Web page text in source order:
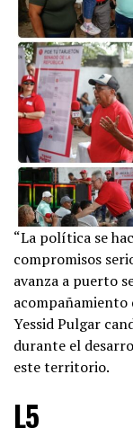
“La política se
compromisos
avanza a puerto
acompañamiento
Yessid Pulgar
durante el
este territorio.
L5